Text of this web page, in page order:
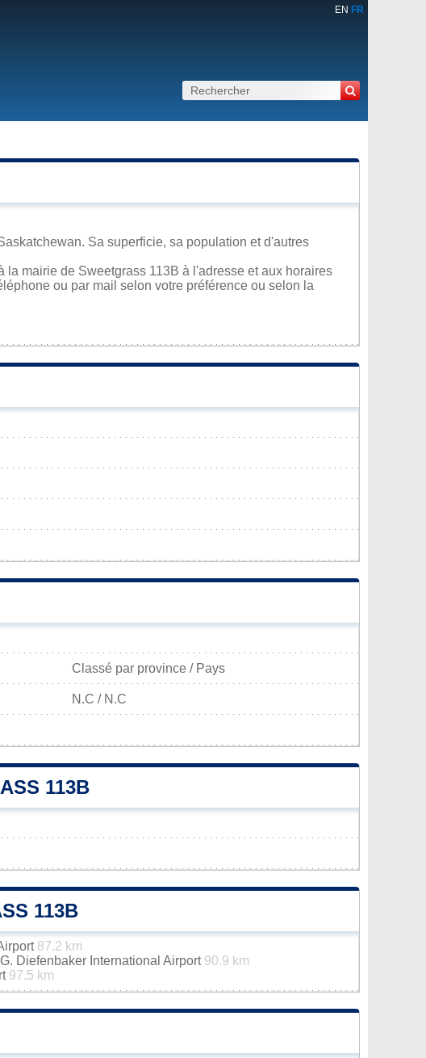
EN FR
Sa superficie, sa population et d'autres
mairie de Sweetgrass 113B à l'adresse et aux horaires
ou par mail selon votre préférence ou selon la
Classé par province / Pays
N.C / N.C
113B
113B
87.2 km
Diefenbaker International Airport 90.9 km
97.5 km